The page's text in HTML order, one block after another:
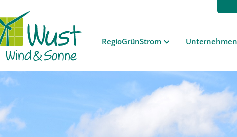
RegioGrünStrom Unternehmen